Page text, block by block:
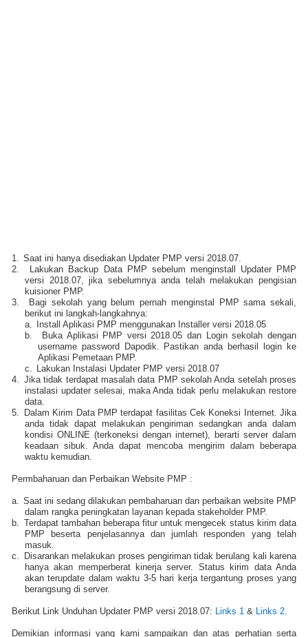
1.
Saat ini hanya disediakan Updater PMP versi 2018.07.
2.
Lakukan Backup Data PMP sebelum menginstall Updater PMP
versi 2018.07, jika sebelumnya anda telah melakukan pengisian
kuisioner PMP.
3.
Bagi sekolah yang belum pernah menginstal PMP sama sekali,
berikut ini langkah-langkahnya:
a.
Install Aplikasi PMP menggunakan Installer versi 2018.05
b.
Buka Aplikasi PMP versi 2018.05 dan Login sekolah dengan
username password Dapodik. Pastikan anda berhasil login ke
Aplikasi Pemetaan PMP.
c.
Lakukan Instalasi Updater PMP versi 2018.07
4.
Jika tidak terdapat masalah data PMP sekolah Anda setelah proses
instalasi updater selesai, maka Anda tidak perlu melakukan restore
data.
5.
Dalam Kirim Data PMP terdapat fasilitas Cek Koneksi Internet. Jika
anda tidak dapat melakukan pengiriman sedangkan anda dalam
kondisi ONLINE (terkoneksi dengan internet), berarti server dalam
keadaan sibuk. Anda dapat mencoba mengirim dalam beberapa
waktu kemudian.
Permbaharuan dan Perbaikan Website PMP :
a.
Saat ini sedang dilakukan pembaharuan dan perbaikan website PMP
dalam rangka peningkatan layanan kepada stakeholder PMP.
b.
Terdapat tambahan beberapa fitur untuk mengecek status kirim data
PMP beserta penjelasannya dan jumlah responden yang telah
masuk.
c.
Disarankan melakukan proses pengiriman tidak berulang kali karena
hanya akan memperberat kinerja server. Status kirim data Anda
akan terupdate dalam waktu 3-5 hari kerja tergantung proses yang
berangsung di server.
Berikut Link Unduhan Updater PMP versi 2018.07: Links 1 & Links 2
Demikian informasi yang kami sampaikan dan atas perhatian serta